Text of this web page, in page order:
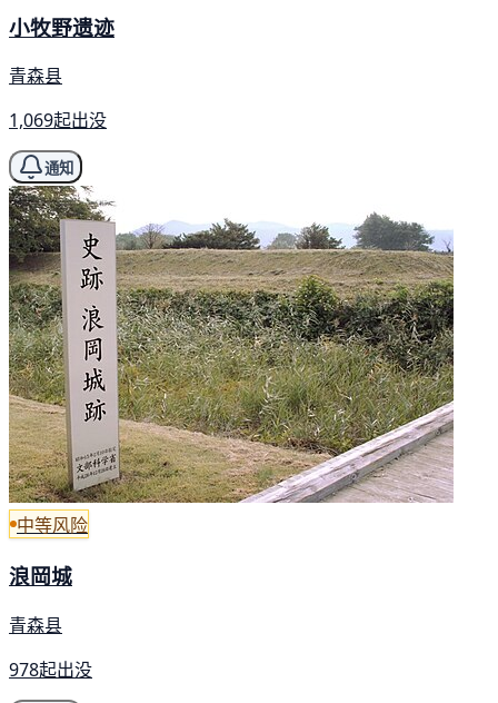
小牧野遗迹
青森县
1,069起出没
通知
中等风险
浪岡城
青森县
978起出没